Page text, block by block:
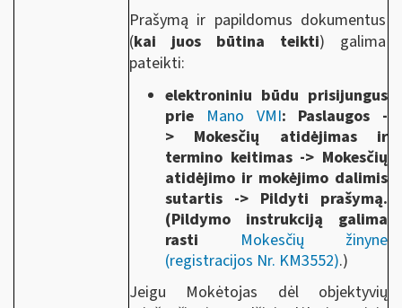
Prašymą ir papildomus dokumentus
(kai juos būtina teikti) galima
pateikti:
elektroniniu būdu prisijungus
prie Mano VMI: Paslaugos -
> Mokesčių atidėjimas ir
termino keitimas -> Mokesčių
atidėjimo ir mokėjimo dalimis
sutartis -> Pildyti prašymą.
(Pildymo instrukciją galima
rasti Mokesčių žinyne
(registracijos Nr. KM3552).)
Jeigu Mokėtojas dėl objektyvių